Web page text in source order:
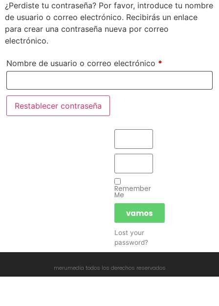
¿Perdiste tu contraseña? Por favor, introduce tu nombre
de usuario o correo electrónico. Recibirás un enlace
para crear una contraseña nueva por correo
electrónico.
Nombre de usuario o correo electrónico *
Restablecer contraseña
Remember
Me
vamos
Lost your
password?
merumedia todos los derechos reservados